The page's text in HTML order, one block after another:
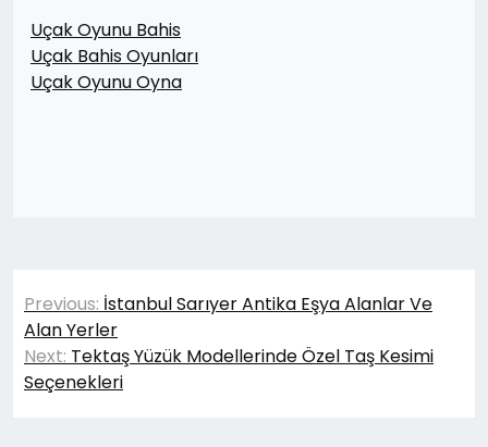
Uçak Oyunu Bahis
Uçak Bahis Oyunları
Uçak Oyunu Oyna
Yazı
gezinmesi
Previous: İstanbul Sarıyer Antika Eşya Alanlar Ve
Alan Yerler
Next: Tektaş Yüzük Modellerinde Özel Taş Kesimi
Seçenekleri